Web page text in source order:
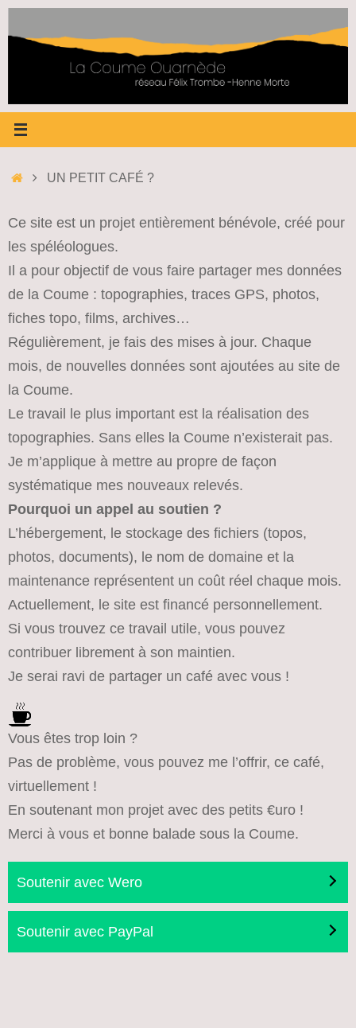
Passer
au
ACCUEIL
UN PETIT CAFÉ ?
Ce site est un projet entièrement bénévole, créé pour
les spéléologues.
Il a pour objectif de vous faire partager mes données
de la Coume : topographies, traces GPS, photos,
fiches topo, films, archives…
Régulièrement, je fais des mises à jour. Chaque
mois, de nouvelles données sont ajoutées au site de
la Coume.
Le travail le plus important est la réalisation des
topographies. Sans elles la Coume n’existerait pas.
Je m’applique à mettre au propre de façon
systématique mes nouveaux relevés.
Pourquoi un appel au soutien ?
L’hébergement, le stockage des fichiers (topos,
photos, documents), le nom de domaine et la
maintenance représentent un coût réel chaque mois.
Actuellement, le site est financé personnellement.
Si vous trouvez ce travail utile, vous pouvez
contribuer librement à son maintien.
Je serai ravi de partager un café avec vous !
Vous êtes trop loin ?
Pas de problème, vous pouvez me l’offrir, ce café,
virtuellement !
En soutenant mon projet avec des petits €uro !
Merci à vous et bonne balade sous la Coume.
Soutenir avec Wero
Soutenir avec PayPal